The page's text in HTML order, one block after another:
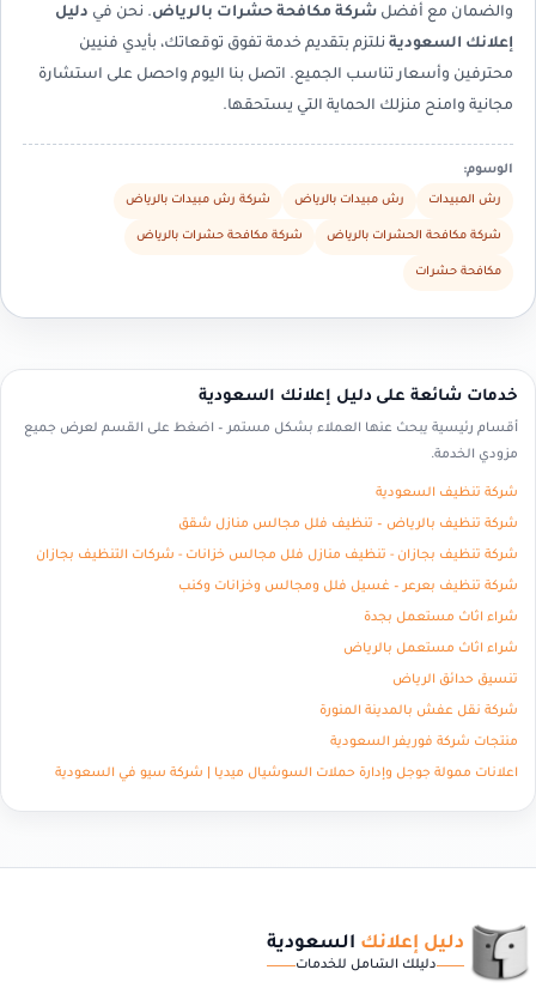
والضمان مع أفضل شركة مكافحة حشرات بالرياض. نحن في دليل
إعلانك السعودية نلتزم بتقديم خدمة تفوق توقعاتك، بأيدي فنيين
محترفين وأسعار تناسب الجميع. اتصل بنا اليوم واحصل على استشارة
مجانية وامنح منزلك الحماية التي يستحقها.
الوسوم:
رش المبيدات رش مبيدات بالرياض شركة رش مبيدات بالرياض
شركة مكافحة الحشرات بالرياض شركة مكافحة حشرات بالرياض
مكافحة حشرات
خدمات شائعة على دليل إعلانك السعودية
أقسام رئيسية يبحث عنها العملاء بشكل مستمر – اضغط على القسم لعرض جميع
مزودي الخدمة.
شركة تنظيف السعودية
شركة تنظيف بالرياض – تنظيف فلل مجالس منازل شقق
شركة تنظيف بجازان - تنظيف منازل فلل مجالس خزانات - شركات التنظيف بجازان
شركة تنظيف بعرعر – غسيل فلل ومجالس وخزانات وكنب
شراء اثاث مستعمل بجدة
شراء اثاث مستعمل بالرياض
تنسيق حدائق الرياض
شركة نقل عفش بالمدينة المنورة
منتجات شركة فوريفر السعودية
اعلانات ممولة جوجل وإدارة حملات السوشيال ميديا | شركة سيو في السعودية
دليل إعلانك السعودية
دليلك الشامل للخدمات